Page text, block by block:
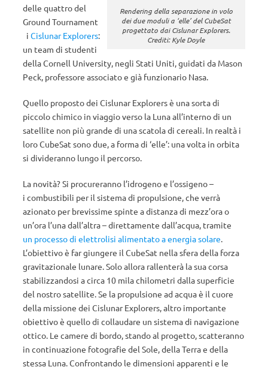
Rendering della separazione in volo
dei due moduli a ‘elle’ del CubeSat
progettato dai Cislunar Explorers.
Crediti: Kyle Doyle
delle quattro del
Ground Tournament
i Cislunar Explorers:
un team di studenti
della Cornell University, negli Stati Uniti, guidati da Mason
Peck, professore associato e già funzionario Nasa.
Quello proposto dei Cislunar Explorers è una sorta di
piccolo chimico in viaggio verso la Luna all’interno di un
satellite non più grande di una scatola di cereali. In realtà i
loro CubeSat sono due, a forma di ‘elle’: una volta in orbita
si divideranno lungo il percorso.
La novità? Si procureranno l’idrogeno e l’ossigeno –
i combustibili per il sistema di propulsione, che verrà
azionato per brevissime spinte a distanza di mezz’ora o
un’ora l’una dall’altra – direttamente dall’acqua, tramite
un processo di elettrolisi alimentato a energia solare.
L’obiettivo è far giungere il CubeSat nella sfera della forza
gravitazionale lunare. Solo allora rallenterà la sua corsa
stabilizzandosi a circa 10 mila chilometri dalla superficie
del nostro satellite. Se la propulsione ad acqua è il cuore
della missione dei Cislunar Explorers, altro importante
obiettivo è quello di collaudare un sistema di navigazione
ottico. Le camere di bordo, stando al progetto, scatteranno
in continuazione fotografie del Sole, della Terra e della
stessa Luna. Confrontando le dimensioni apparenti e le